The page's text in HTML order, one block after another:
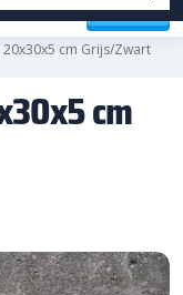
cm Grijs/Zwart
cm